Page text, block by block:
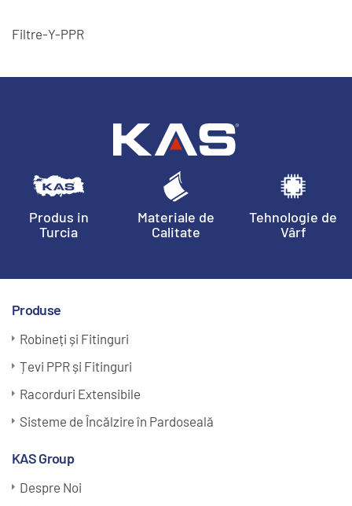
Filtre-Y-PPR
Produs in
Turcia
Materiale de
Calitate
Tehnologie de
Vârf
Produse
Robineți și Fitinguri
Țevi PPR și Fitinguri
Racorduri Extensibile
Sisteme de Încălzire în Pardoseală
KAS Group
Despre Noi